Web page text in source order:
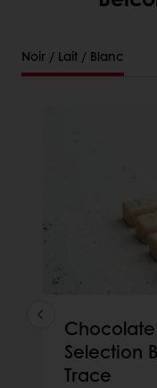
Noir / Lait / Blanc
Selection
Trace